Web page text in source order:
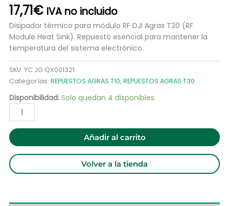
17,71€ IVA no incluido
Disipador térmico para módulo RF DJI Agras T30 (RF
Module Heat Sink). Repuesto esencial para mantener la
temperatura del sistema electrónico.
SKU: YC.JG.QX001321
Categorías: REPUESTOS AGRAS T10, REPUESTOS AGRAS T30
Disponibilidad: Solo quedan 4 disponibles
Añadir al carrito
Volver a la tienda